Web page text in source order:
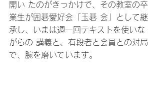
開い たのがきっかけで、その教室の卒
業生が囲碁愛好会「玉碁 会」として継
承し、いまは週一回テキストを使いな
がらの 講義と、有段者と会員との対局
で、腕を磨いています。